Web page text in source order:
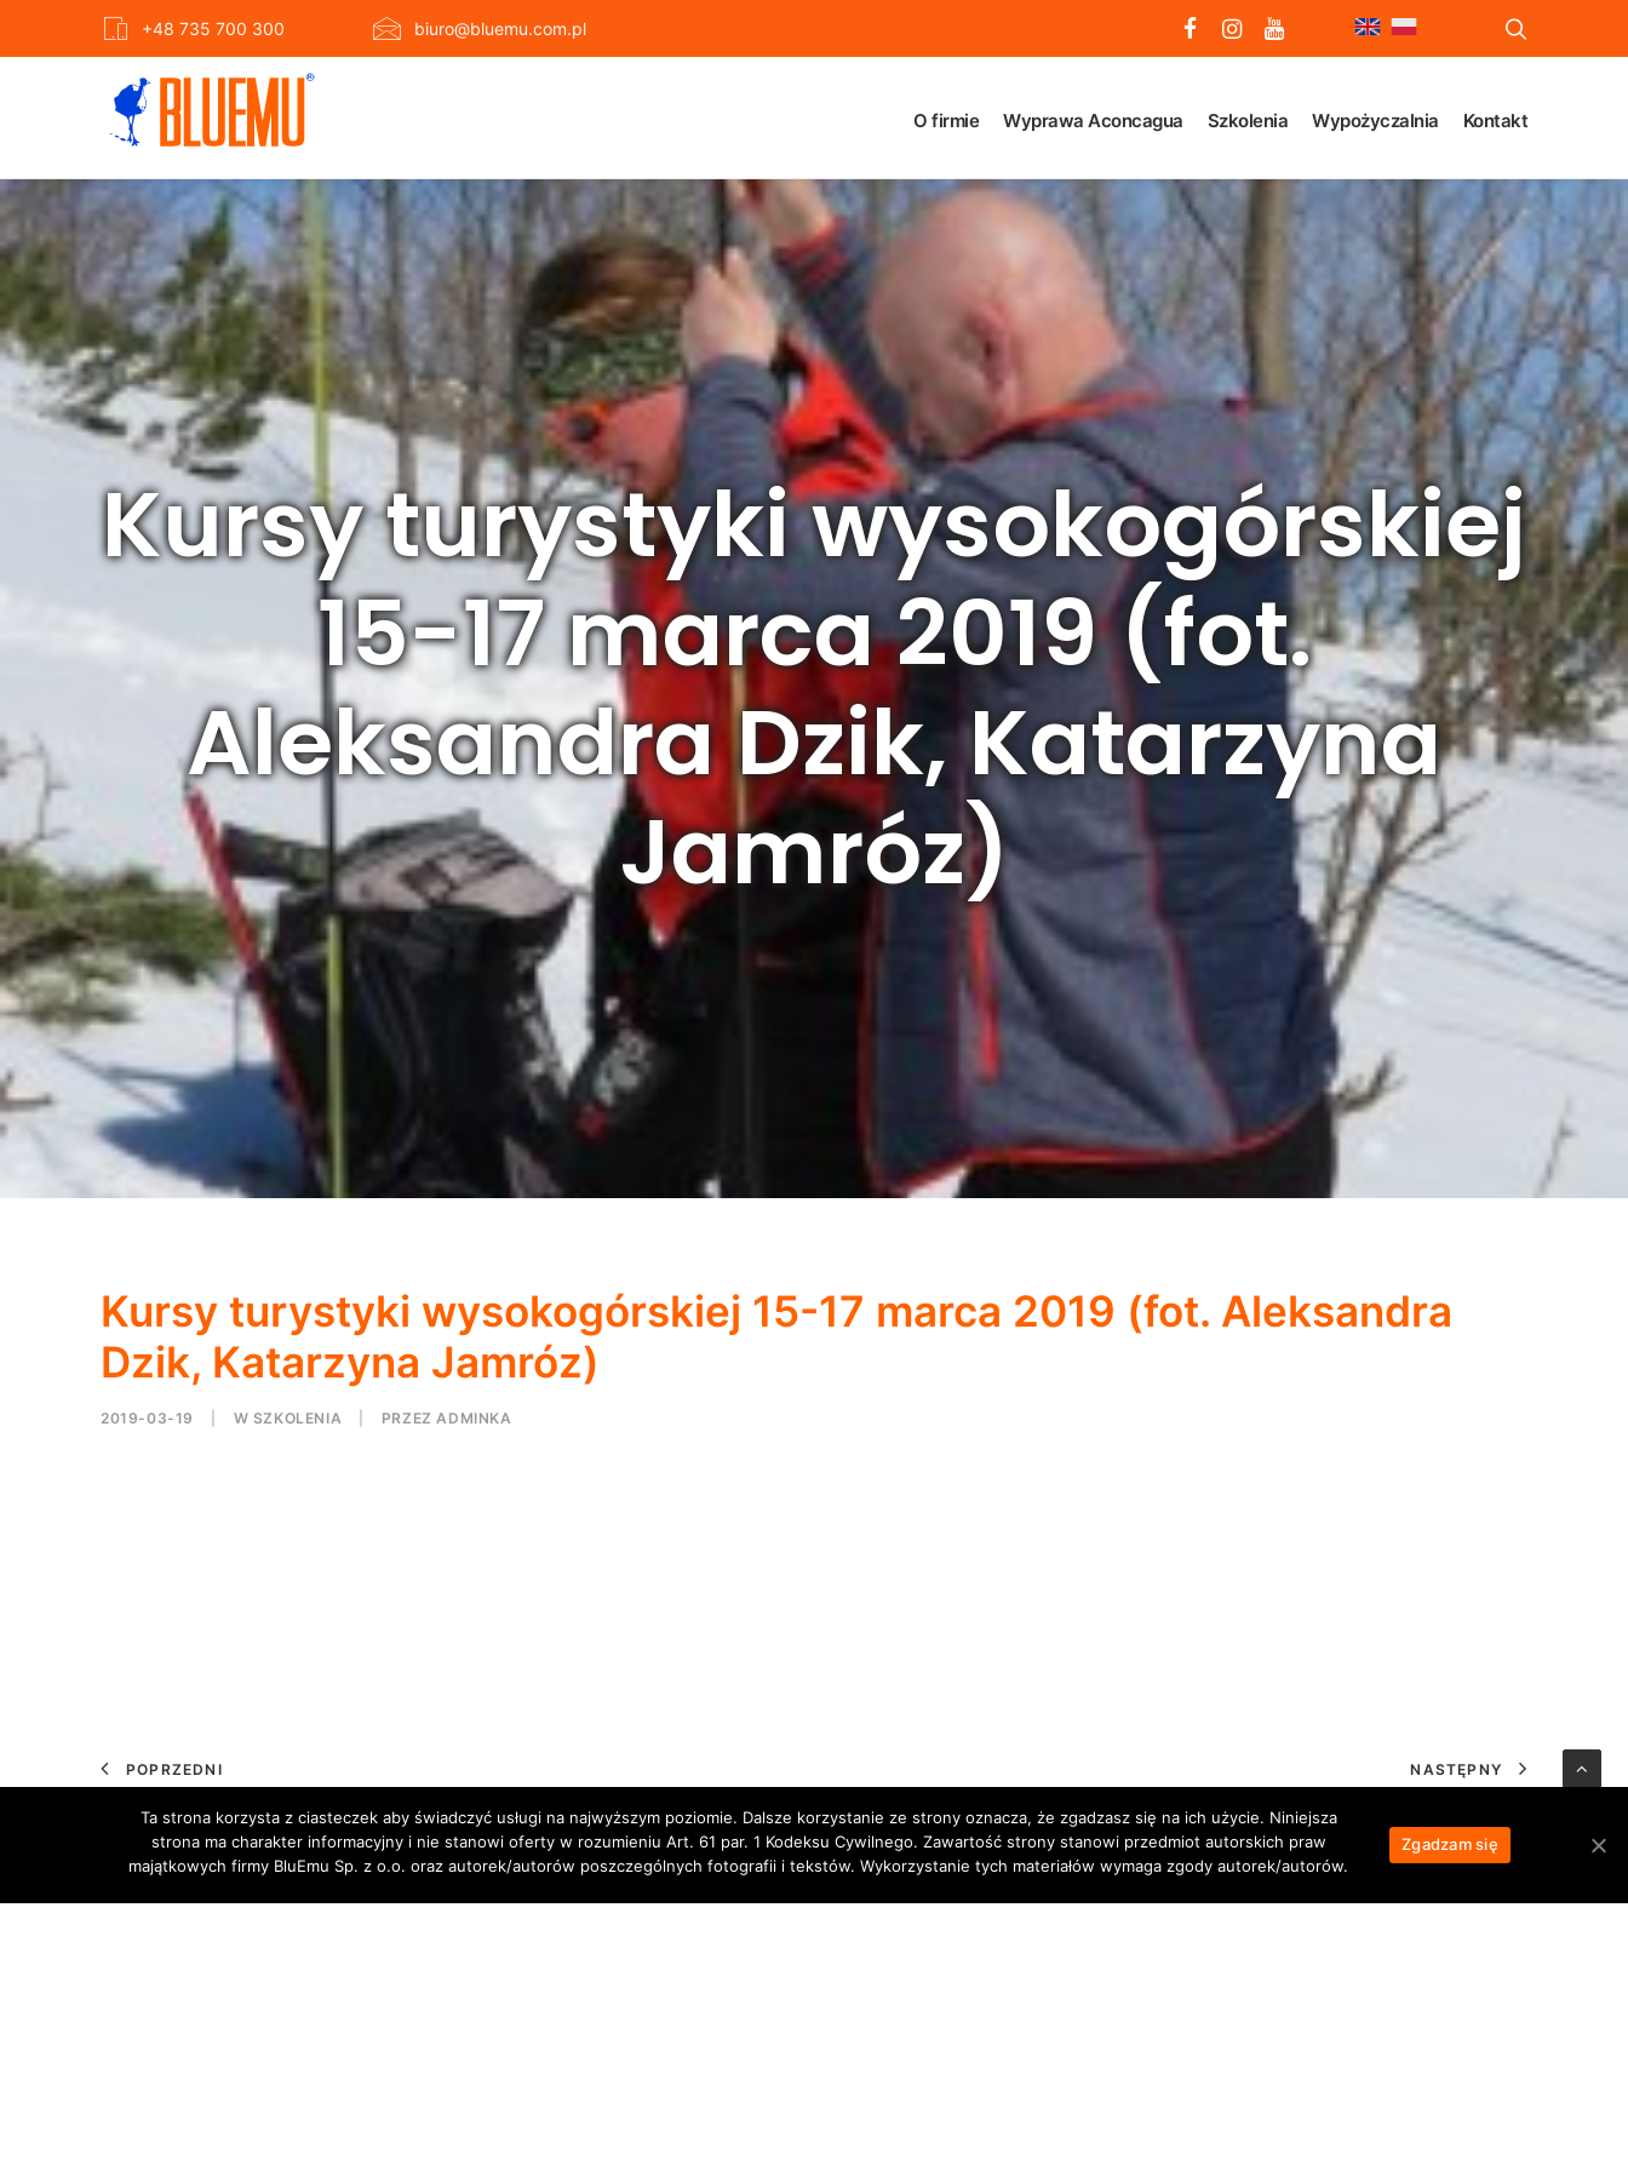
+48 735 700 300 biuro@bluemu.com.pl
O firmie Wyprawa Aconcagua Szkolenia Wypożyczalnia Kontakt
Kursy turystyki wysokogórskiej
15-17 marca 2019 (fot.
Aleksandra Dzik, Katarzyna
Jamróz)
Kursy turystyki wysokogórskiej 15-17 marca 2019 (fot. Aleksandra
Dzik, Katarzyna Jamróz)
2019-03-19 W SZKOLENIA PRZEZADMINKA
POPRZEDNI NASTĘPNY
Ta strona korzysta z ciasteczek aby świadczyć usługi na najwyższym poziomie. Dalsze korzystanie ze strony oznacza, że zgadzasz się na ich użycie. Niniejsza
strona ma charakter informacyjny i nie stanowi oferty w rozumieniu Art. 61 par. 1 Kodeksu Cywilnego. Zawartość strony stanowi przedmiot autorskich praw
majątkowych firmy BluEmu Sp. z o.o. oraz autorek/autorów poszczególnych fotografii i tekstów. Wykorzystanie tych materiałów wymaga zgody autorek/autorów.
Zgadzam się